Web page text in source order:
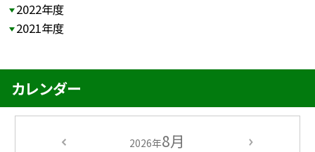
2022年度
2021年度
カレンダー
2026年8月